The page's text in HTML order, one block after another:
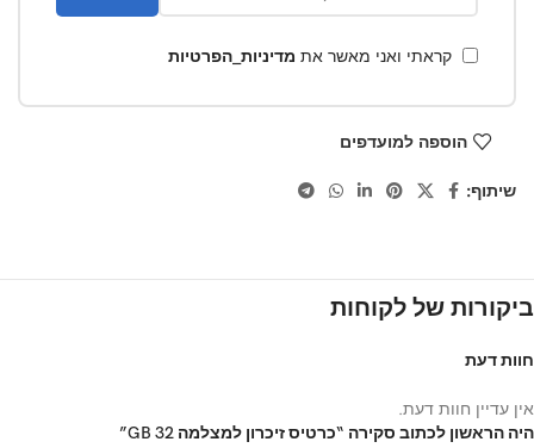
קראתי ואני מאשר את מדיניות_הפרטיות
הוספה למועדפים
שיתוף:
ביקורות של לקוחות
חוות דעת
אין עדיין חוות דעת.
היה הראשון לכתוב סקירה “כרטיס זיכרון למצלמה 32 GB”